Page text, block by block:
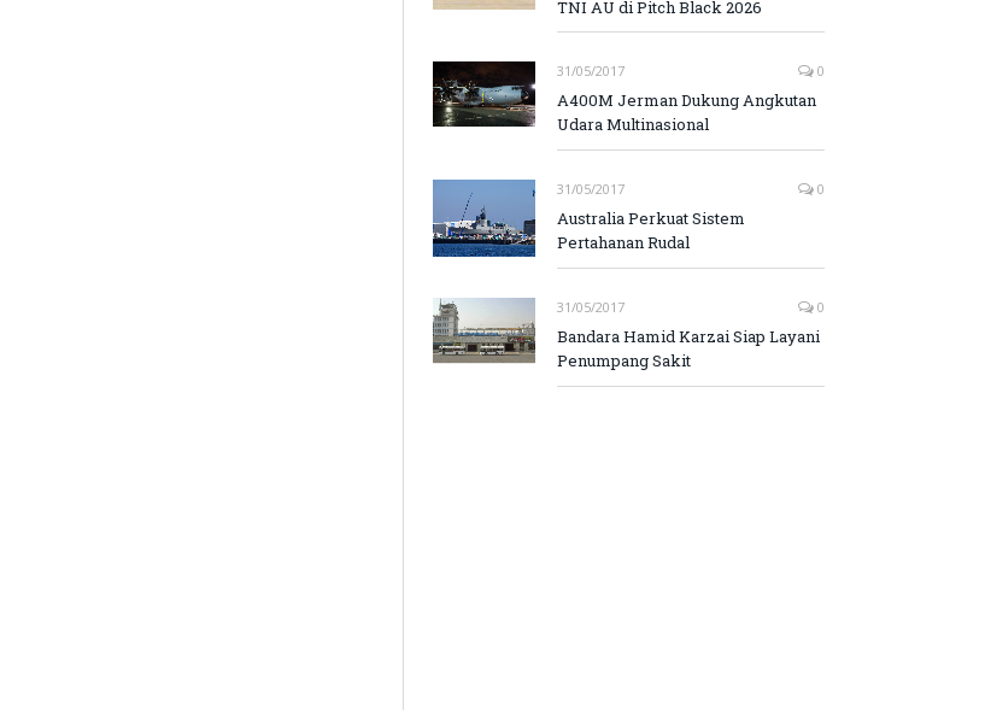
TNI AU di Pitch Black 2026
31/05/2017 0
A400M Jerman Dukung Angkutan
Udara Multinasional
31/05/2017 0
Australia Perkuat Sistem
Pertahanan Rudal
31/05/2017 0
Bandara Hamid Karzai Siap Layani
Penumpang Sakit